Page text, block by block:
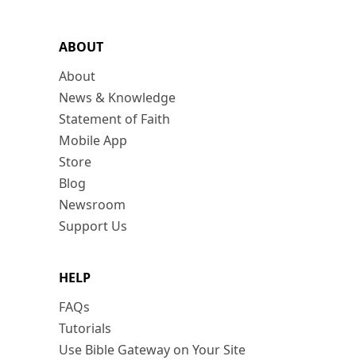
ABOUT
About
News & Knowledge
Statement of Faith
Mobile App
Store
Blog
Newsroom
Support Us
HELP
FAQs
Tutorials
Use Bible Gateway on Your Site